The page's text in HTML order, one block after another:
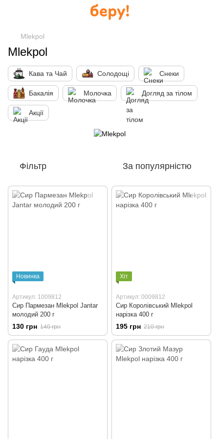
Mlekpol
Mlekpol
Кава та Чай Солодощі Снеки
Бакалія Молочка Догляд за тілом
Акції
Фільтр За популярністю
Новинка
Артикул: 1009812
Сир Пармезан Mlekpol Jantar
молодий 200 г
130 грн 140 грн
Хіт
Артикул: 0009812
Сир Королівський Mlekpol
нарізка 400 г
195 грн 210 грн